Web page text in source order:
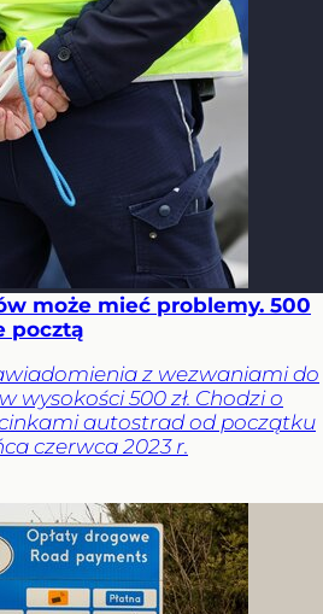
może mieć problemy. 500
pocztą
z wezwaniami do
wysokości 500 zł. Chodzi o
autostrad od początku
czerwca 2023 r.